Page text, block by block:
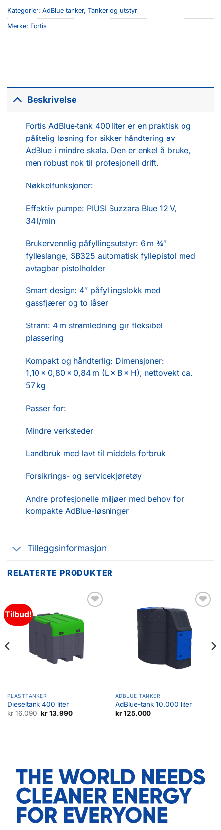
Kategorier: AdBlue tanker, Tanker og utstyr
Merke: Fortis
Beskrivelse
Fortis AdBlue‑tank 400 liter er en praktisk og
pålitelig løsning for sikker håndtering av
AdBlue i mindre skala. Den er enkel å bruke,
men robust nok til profesjonell drift.
Nøkkelfunksjoner:
Effektiv pumpe: PIUSI Suzzara Blue 12 V,
34 l/min
Brukervennlig påfyllingsutstyr: 6 m ¾″
fylleslange, SB325 automatisk fyllepistol med
avtagbar pistolholder
Smart design: 4″ påfyllingslokk med
gassfjærer og to låser
Strøm: 4 m strømledning gir fleksibel
plassering
Kompakt og håndterlig: Dimensjoner:
1,10 × 0,80 × 0,84 m (L × B × H), nettovekt ca.
57 kg
Passer for:
Mindre verksteder
Landbruk med lavt til middels forbruk
Forsikrings- og servicekjøretøy
Andre profesjonelle miljøer med behov for
kompakte AdBlue-løsninger
Tilleggsinformasjon
RELATERTE PRODUKTER
Tilbud!
favoritter
PLASTTANKER
Dieseltank 400 liter
kr16.090 Opprinnelig
kr13.990Nåværende
Legg til
favoritter
ADBLUE TANKER
AdBlue-tank 10.000 liter
kr125.000